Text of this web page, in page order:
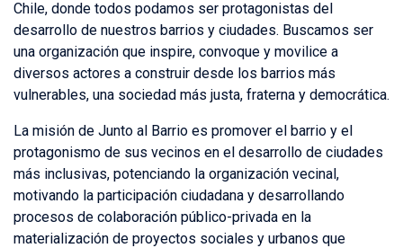
Chile, donde todos podamos ser protagonistas del
desarrollo de nuestros barrios y ciudades. Buscamos ser
una organización que inspire, convoque y movilice a
diversos actores a construir desde los barrios más
vulnerables, una sociedad más justa, fraterna y democrática.
La misión de Junto al Barrio es promover el barrio y el
protagonismo de sus vecinos en el desarrollo de ciudades
más inclusivas, potenciando la organización vecinal,
motivando la participación ciudadana y desarrollando
procesos de colaboración público-privada en la
materialización de proyectos sociales y urbanos que